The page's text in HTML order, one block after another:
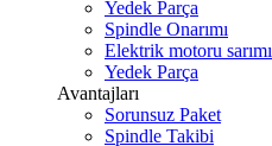
Yedek Parça
Spindle Onarımı
Elektrik motoru sarımı
Yedek Parça
Avantajları
Sorunsuz Paket
Spindle Takibi